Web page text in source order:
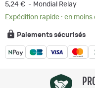
5,24 € - Mondial Relay
Expédition rapide : en moins
Paiements sécurisés